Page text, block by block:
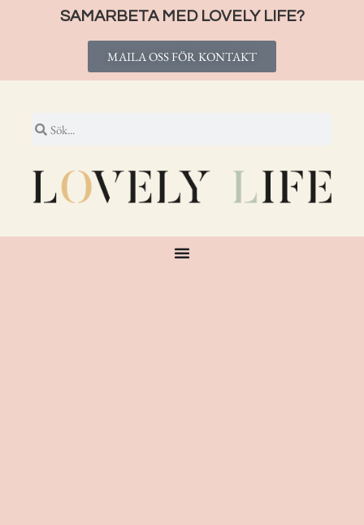
SAMARBETA MED LOVELY LIFE?
MAILA OSS FÖR KONTAKT